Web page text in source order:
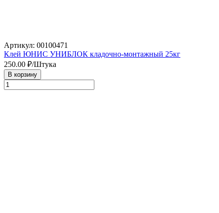
Артикул: 00100471
Клей ЮНИС УНИБЛОК кладочно-монтажный 25кг
250.00 ₽/Штука
В корзину